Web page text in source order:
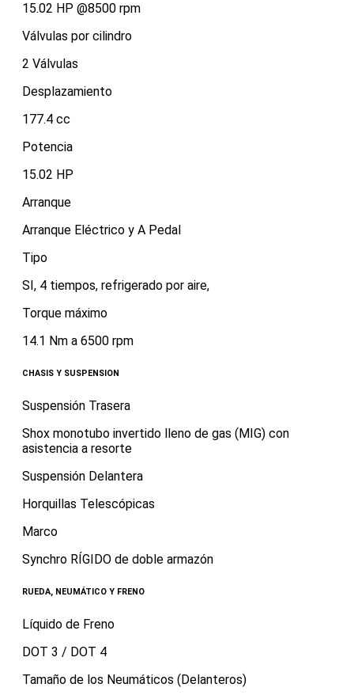
15.02 HP @8500 rpm
Válvulas por cilindro
2 Válvulas
Desplazamiento
177.4 cc
Potencia
15.02 HP
Arranque
Arranque Eléctrico y A Pedal
Tipo
SI, 4 tiempos, refrigerado por aire,
Torque máximo
14.1 Nm a 6500 rpm
CHASIS Y SUSPENSION
Suspensión Trasera
Shox monotubo invertido lleno de gas (MIG) con
asistencia a resorte
Suspensión Delantera
Horquillas Telescópicas
Marco
Synchro RÍGIDO de doble armazón
RUEDA, NEUMÁTICO Y FRENO
Líquido de Freno
DOT 3 / DOT 4
Tamaño de los Neumáticos (Delanteros)